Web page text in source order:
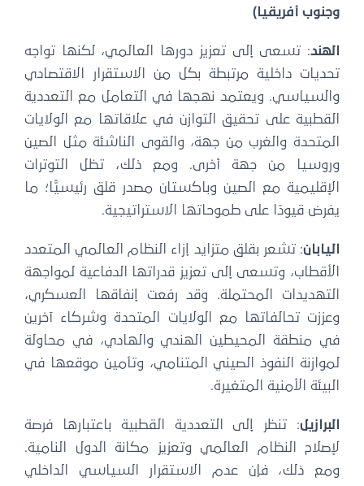
وجنوب أفريقيا)
الهند: تسعى إلى تعزيز دورها العالمي، لكنها تواجه
تحديات داخلية مرتبطة بكل من الاستقرار الاقتصادي
والسياسي. ويعتمد نهجها في التعامل مع التعددية
القطبية على تحقيق التوازن في علاقاتها مع الولايات
المتحدة والغرب من جهة، والقوى الناشئة مثل الصين
وروسيا من جهة أخرى. ومع ذلك، تظل التوترات
الإقليمية مع الصين وباكستان مصدر قلق رئيسيًّا؛ ما
يفرض قيودًا على طموحاتها الاستراتيجية.
اليابان: تشعر بقلق متزايد إزاء النظام العالمي المتعدد
الأقطاب، وتسعى إلى تعزيز قدراتها الدفاعية لمواجهة
التهديدات المحتملة. وقد رفعت إنفاقها العسكري،
وعززت تحالفاتها مع الولايات المتحدة وشركاء آخرين
في منطقة المحيطين الهندي والهادي، في محاولة
لموازنة النفوذ الصيني المتنامي، وتأمين موقعها في
البيئة الأمنية المتغيرة.
البرازيل: تنظر إلى التعددية القطبية باعتبارها فرصة
لإصلاح النظام العالمي وتعزيز مكانة الدول النامية.
ومع ذلك، فإن عدم الاستقرار السياسي الداخلي